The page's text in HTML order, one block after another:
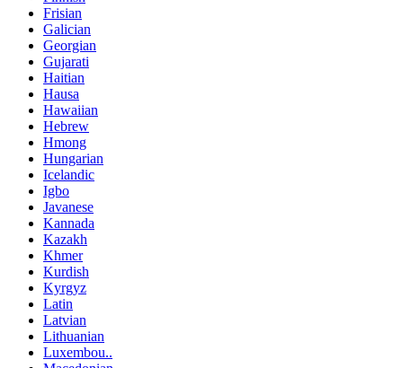
Frisian
Galician
Georgian
Gujarati
Haitian
Hausa
Hawaiian
Hebrew
Hmong
Hungarian
Icelandic
Igbo
Javanese
Kannada
Kazakh
Khmer
Kurdish
Kyrgyz
Latin
Latvian
Lithuanian
Luxembou..